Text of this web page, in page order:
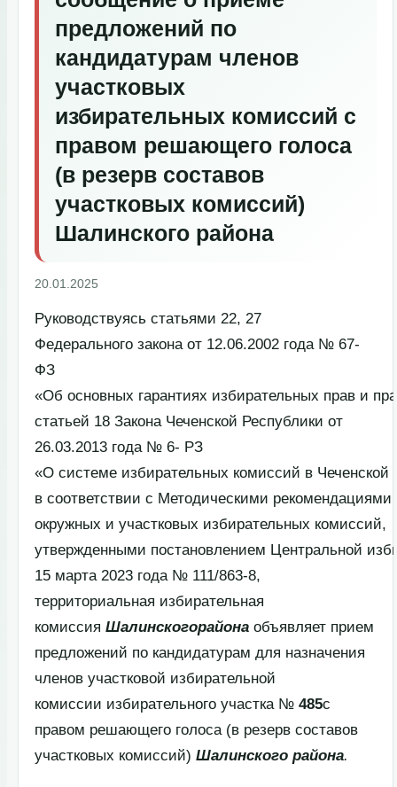
предложений по
кандидатурам членов
участковых
избирательных комиссий с
правом решающего голоса
(в резерв составов
участковых комиссий)
Шалинского района
20.01.2025
Руководствуясь статьями 22, 27
Федерального закона от 12.06.2002 года № 67-
ФЗ
«Об основных гарантиях избирательных прав и
статьей 18 Закона Чеченской Республики от
26.03.2013 года № 6- РЗ
«О системе избирательных комиссий в Чеченской
в соответствии с Методическими
окружных и участковых избирательных комиссий,
утвержденными постановлением Центральной
15 марта 2023 года № 111/863-8,
территориальная избирательная
комиссия Шалинскогорайона объявляет прием
предложений по кандидатурам для назначения
членов участковой избирательной
комиссии избирательного участка № 485с
правом решающего голоса (в резерв составов
участковых комиссий) Шалинского района.